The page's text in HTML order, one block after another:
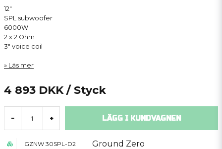
12″
SPL subwoofer
6000W
2 x 2 Ohm
3″ voice coil
Läs mer
4 893 DKK / Styck
- + LÄGG I KUNDVAGNEN
GZNW 30SPL-D2 Ground Zero